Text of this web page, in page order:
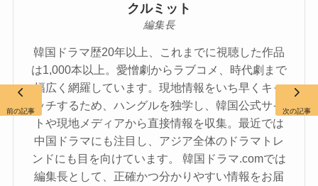
クルミット
編集長
韓国ドラマ歴20年以上、これまでに視聴した作品
は1,000本以上。愛憎劇からラブコメ、時代劇まで
幅広く網羅しています。現地情報をいち早くキャ
ッチするため、ハングルを独学し、韓国公式サイ
トや現地メディアから直接情報を収集。最近では
中国ドラマにも注目し、アジア全体のドラマトレ
ンドにも目を向けています。 韓国ドラマ.comでは
編集長として、正確かつ分かりやすい情報をお届
前の記事 次の記事